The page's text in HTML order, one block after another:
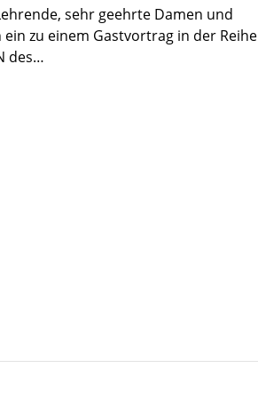
sehr geehrte Damen und
zu einem Gastvortrag in der Reihe
des…